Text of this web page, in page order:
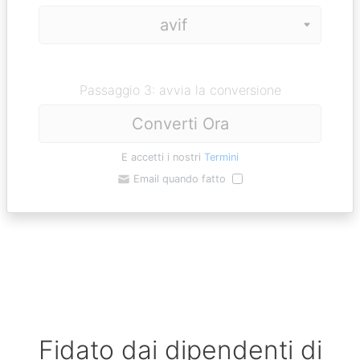
Passaggio 3: avvia la conversione
Converti Ora
E accetti i nostri Termini
Email quando fatto
Fidato dai dipendenti di